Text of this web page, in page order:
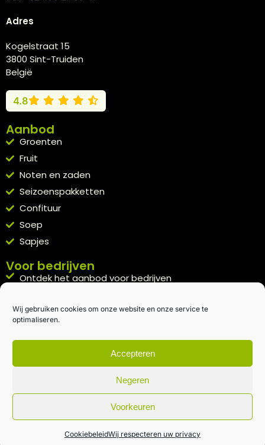
Wij gebruiken cookies om onze website en onze service te
optimaliseren.
Accepteren
Negeren
Voorkeuren
CookiebeleidWij respecteren uw privacy
Adres
Kogelstraat 15
3800 Sint-Truiden
België
4.8
Aanbod
Groenten
Fruit
Noten en zaden
Seizoenspakketten
Confituur
Soep
Sapjes
Voor bedrijven
Ontdek het aanbod voor bedrijven
Kennismakingspakket aanvragen
Blijft op de hoogte
Rechtstreeks van het veld naar je inbox.
Inschrijven nieuwsbrief
Algemene voorwaarden|Privacybeleid| gemaakt met door
creativitijd